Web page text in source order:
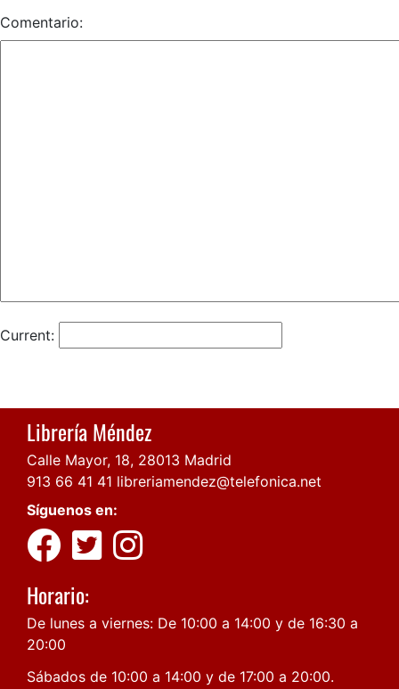
Comentario:
Current:
Librería Méndez
Calle Mayor, 18, 28013 Madrid
913 66 41 41 libreriamendez@telefonica.net
Síguenos en:
Horario:
De lunes a viernes: De 10:00 a 14:00 y de 16:30 a
20:00
Sábados de 10:00 a 14:00 y de 17:00 a 20:00.